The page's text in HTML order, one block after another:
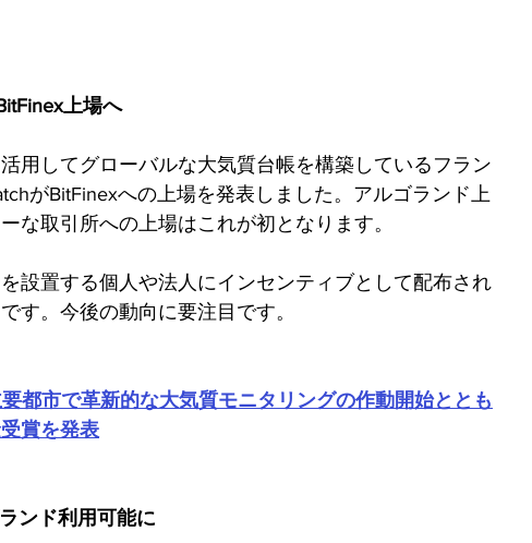
上場へ
用してグローバルな大気質台帳を構築しているフラン
がBitFinexへの上場を発表しました。アルゴランド上
な取引所への上場はこれが初となります。
設置する個人や法人にインセンティブとして配布され
す。今後の動向に要注目です。
都市で革新的な大気質モニタリングの作動開始ととも
賞を発表
ンド利用可能に